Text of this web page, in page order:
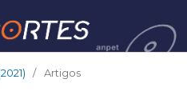
/ Artigos